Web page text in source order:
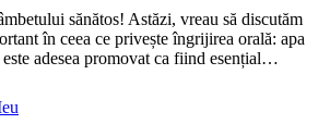
sănătos! Astăzi, vreau să discutăm
în ceea ce privește îngrijirea orală: apa
adesea promovat ca fiind esențial…